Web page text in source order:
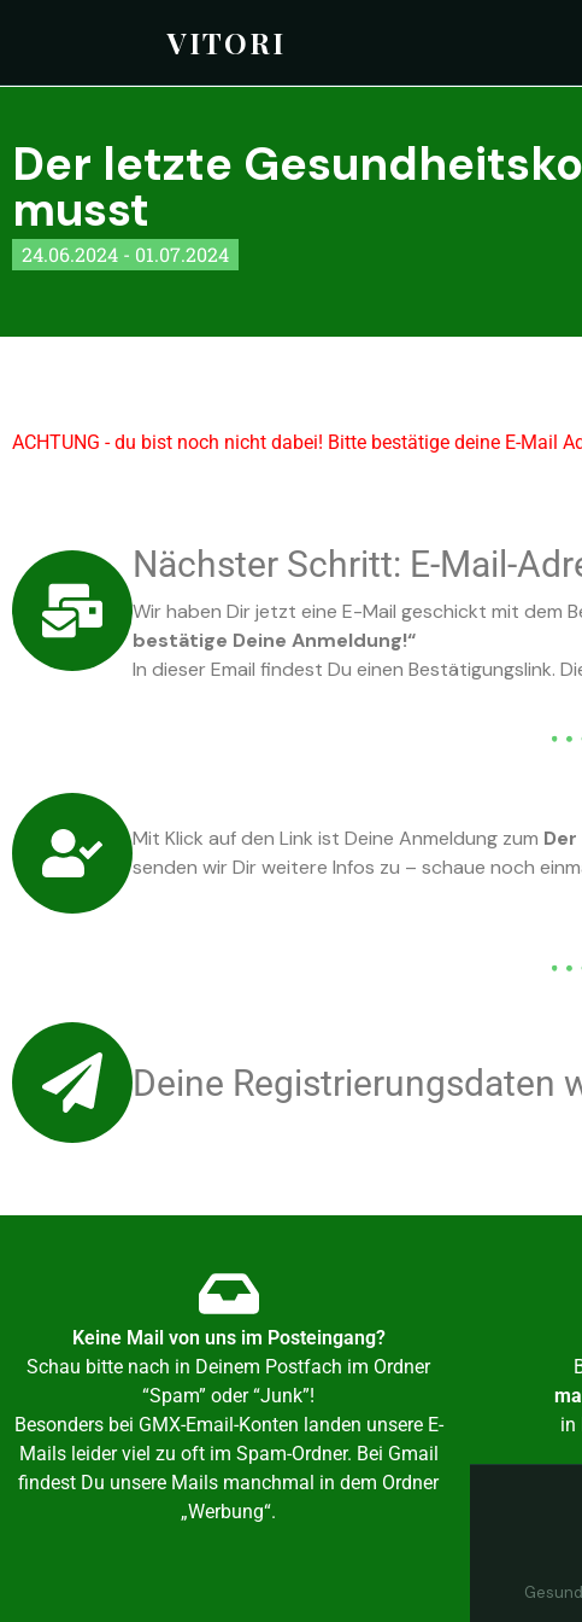
VITORI
Der letzte
musst
24.06.2024 - 01.07.2024
ACHTUNG - du bist noch nicht dabei! Bitte bestätige deine E-Mail
Nächster Schritt: E-Mail-
Wir haben Dir jetzt eine E-Mail geschickt mit dem
bestätige Deine Anmeldung!“
In dieser Email findest Du einen Bestätigungslink.
Mit Klick auf den Link ist Deine Anmeldung zum
senden wir Dir weitere Infos zu – schaue noch
Deine Registrierungsdaten
Keine Mail von uns im Posteingang?
Schau bitte nach in Deinem Postfach im Ordner
“Spam” oder “Junk”!
Besonders bei GMX-Email-Konten landen unsere E-
Mails leider viel zu oft im Spam-Ordner. Bei Gmail
findest Du unsere Mails manchmal in dem Ordner
„Werbung“.
in